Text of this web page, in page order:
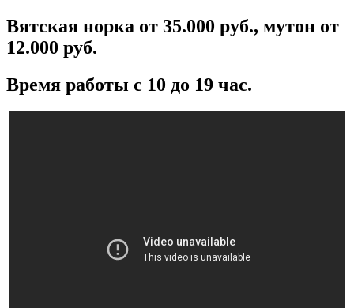
Вятская норка от 35.000 руб., мутон от
12.000 руб.
Время работы с 10 до 19 час.